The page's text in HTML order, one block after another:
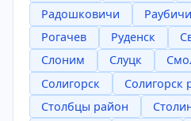
Радошковичи
Раубичи
Рогачев
Руденск
Слоним
Слуцк
Солигорск
Солигорск
Столбцы район